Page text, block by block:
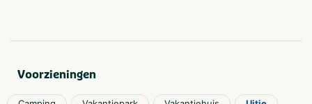
een jachthaven, een camperplaats, een chaletpark en
een watersportwinkel. Onze kampeer- en
Voorzieningen